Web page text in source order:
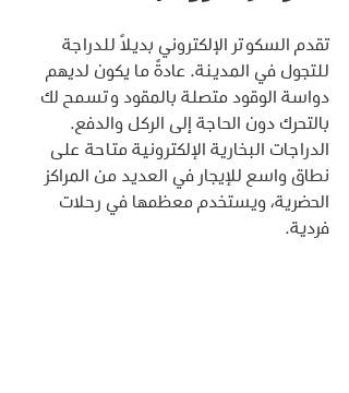
تقدم السكوتر الإلكتروني بديلاً للدراجة
للتجول في المدينة. عادةً ما يكون لديهم
دواسة الوقود متصلة بالمقود وتسمح لك
بالتحرك دون الحاجة إلى الركل والدفع.
الدراجات البخارية الإلكترونية متاحة على
نطاق واسع للإيجار في العديد من المراكز
الحضرية، ويستخدم معظمها في رحلات
فردية.